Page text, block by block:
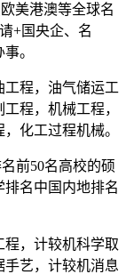
美港澳等全球名
+国央企、名
。
程，油气储运工
程，机械工程，
化工过程机械。
前50名高校的硕
名中国内地排名
，计较机科学取
艺，计较机消息